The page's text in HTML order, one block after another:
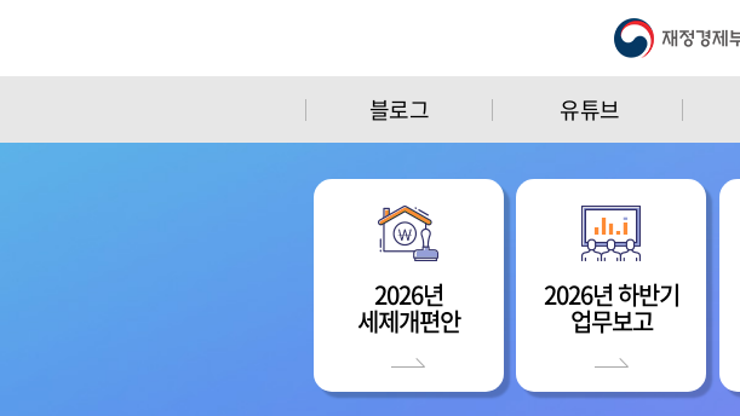
블로그 유튜브
2026년
세제개편안
2026년 하반기
업무보고